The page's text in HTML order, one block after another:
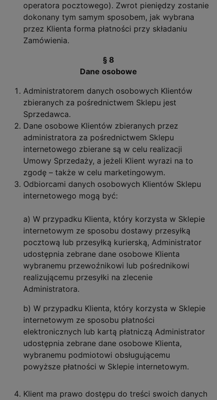
operatora pocztowego). Zwrot pieniędzy zostanie
dokonany tym samym sposobem, jak wybrana
przez Klienta forma płatności przy składaniu
Zamówienia.
§ 8
Dane osobowe
Administratorem danych osobowych Klientów
zbieranych za pośrednictwem Sklepu jest
Sprzedawca.
Dane osobowe Klientów zbieranych przez
administratora za pośrednictwem Sklepu
internetowego zbierane są w celu realizacji
Umowy Sprzedaży, a jeżeli Klient wyrazi na to
zgodę – także w celu marketingowym.
Odbiorcami danych osobowych Klientów Sklepu
internetowego mogą być:
a) W przypadku Klienta, który korzysta w Sklepie
internetowym ze sposobu dostawy przesyłką
pocztową lub przesyłką kurierską, Administrator
udostępnia zebrane dane osobowe Klienta
wybranemu przewoźnikowi lub pośrednikowi
realizującemu przesyłki na zlecenie
Administratora.
b) W przypadku Klienta, który korzysta w Sklepie
internetowym ze sposobu płatności
elektronicznych lub kartą płatniczą Administrator
udostępnia zebrane dane osobowe Klienta,
wybranemu podmiotowi obsługującemu
powyższe płatności w Sklepie internetowym.
Klient ma prawo dostępu do treści swoich danych